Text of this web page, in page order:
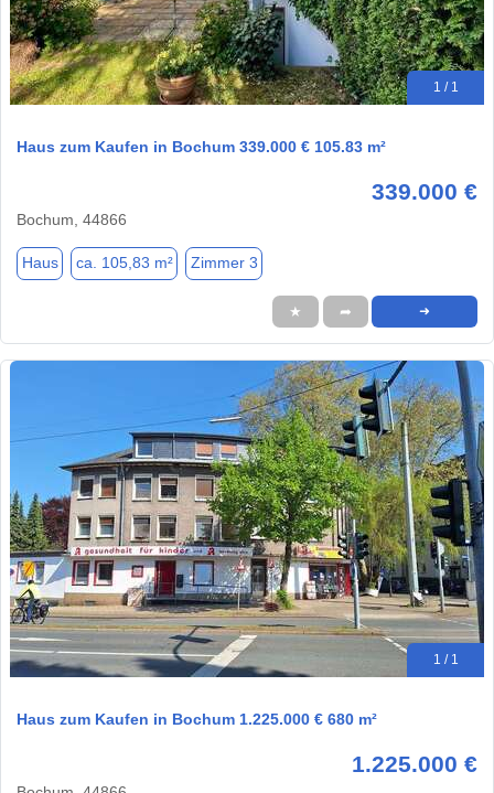
1 / 1
Haus zum Kaufen in Bochum 339.000 € 105.83 m²
339.000 €
Bochum, 44866
Haus ca. 105,83 m² Zimmer 3
★ ➦ ➜
1 / 1
Haus zum Kaufen in Bochum 1.225.000 € 680 m²
1.225.000 €